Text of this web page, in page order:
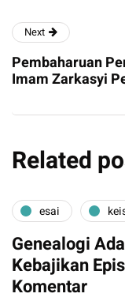
Next
Pembaharuan
Imam Zarkasyi
Related
esai
Genealogi
Kebajikan
Komentar